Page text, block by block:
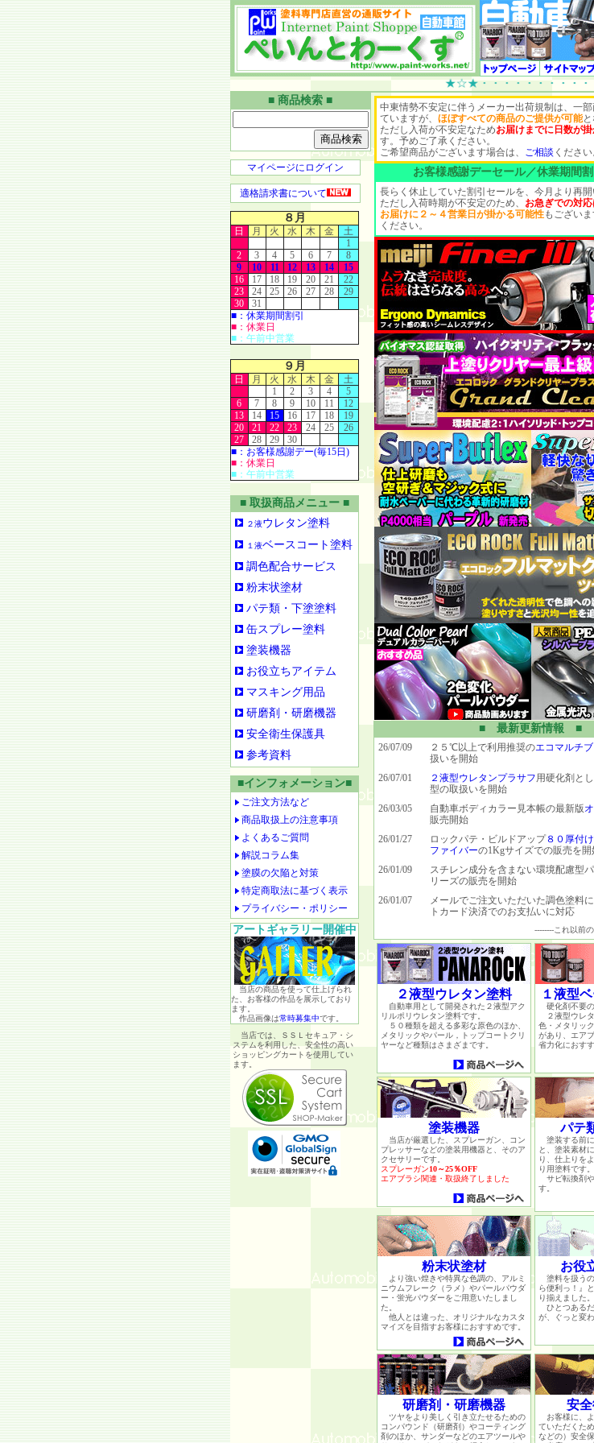
★☆★・・・・・・・・・・・・★
■ 商品検索 ■
マイページにログイン
適格請求書について
８月
日 月 火 水 木 金
土
1
2
3 4 5 6 7
8
9
10 11 12 13 14
15
16
17 18 19 20 21
22
23
24 25 26 27 28
29
30
31
■：休業期間割引
■：休業日
■：午前中営業
９月
日 月 火 水 木 金
土
1
2 3 4
5
6
7 8 9 10 11
12
13
14 15 16 17 18
19
20
21 22 23 24 25
26
27
28 29
30
■：お客様感謝デー(毎15日)
■：休業日
■：午前中営業
■ 取扱商品メニュー ■
２液ウレタン塗料
１液ベースコート塗料
調色配合サービス
粉末状塗材
パテ類・下塗塗料
缶スプレー塗料
塗装機器
お役立ちアイテム
マスキング用品
研磨剤・研磨機器
安全衛生保護具
参考資料
■インフォメーション■
ご注文方法など
商品取扱上の注意事項
よくあるご質問
解説コラム集
塗膜の欠陥と対策
特定商取法に基づく表示
プライバシー・ポリシー
アートギャラリー開催中
当店の商品を使って仕上げられ
た、お客様の作品を展示しており
ます。
作品画像は常時募集中です。
当店では、ＳＳＬセキュア・シ
ステムを利用した、安全性の高い
ショッピングカートを使用してい
ます。
中東情勢不安定に伴うメーカー出荷規制は、一
ていますが、 ほぼすべての商品のご提供が可能と
ただし入荷が不安定なためお届けまでに日数が掛
す。予めご了承ください。
ご希望商品がございます場合は、
ご相談 ください
お客様感謝デーセール／休業期間
長らく休止していた割引セールを、今月より再開
ただし入荷時期が不安定のため、
お急ぎでの対
お届けに２～４営業日が掛かる可能性もござい
ください。
■ 最新更新情報 ■
26/07/09 ２５℃以上で利用推奨のエコマルチ
扱いを開始
26/07/01
２液型ウレタンプラサフ用硬化剤と
型の取扱いを開始
26/03/05
自動車ボディカラー見本帳の最新版
販売開始
26/01/27
ロックパテ・ビルドアップ８０厚付け
ファイバーの1Kgサイズでの販売を開
26/01/09
スチレン成分を含まない環境配慮型パ
リーズの販売を開始
26/01/07
メールでご注文いただいた調色塗料
トカード決済でのお支払いに対応
--------これ以前
２液型ウレタン塗料
自動車用として開発された２液型アク
リルポリウレタン塗料です。
５０種類を超える多彩な原色のほか、
メタリックやパール，トップコートクリ
ヤーなど種類はさまざまです。
１液型
硬化剤不要の
２液型ウレ
色・メタリッ
があり、エア
省力化におすす
塗装機器
当店が厳選した、スプレーガン、コン
プレッサーなどの塗装用機器と、そのア
クセサリーです。
スプレーガン10～25％OFF
エアブラシ関連・取扱終了しました
パテ
塗装する前
と、塗装素材
り、仕上りを
り用塗料です。
サビ転換剤や
す。
粉末状塗材
より強い煌きや特異な色調の、アルミ
ニウムフレーク（ラメ）やパールパウダ
ー・蛍光パウダーをご用意いたしまし
た。
他人とは違った、オリジナルなカスタ
マイズを目指すお客様におすすめです。
お役
塗料を扱う
ら便利っ！』
り揃えました。
ひとつある
が、ぐっと変
研磨剤・研磨機器
ツヤをより美しく引き立たせるための
コンパウンド（研磨剤）やコーティング
剤のほか、サンダーなどのエアツールや
安
お客様に、
ていただくた
などの）安全保